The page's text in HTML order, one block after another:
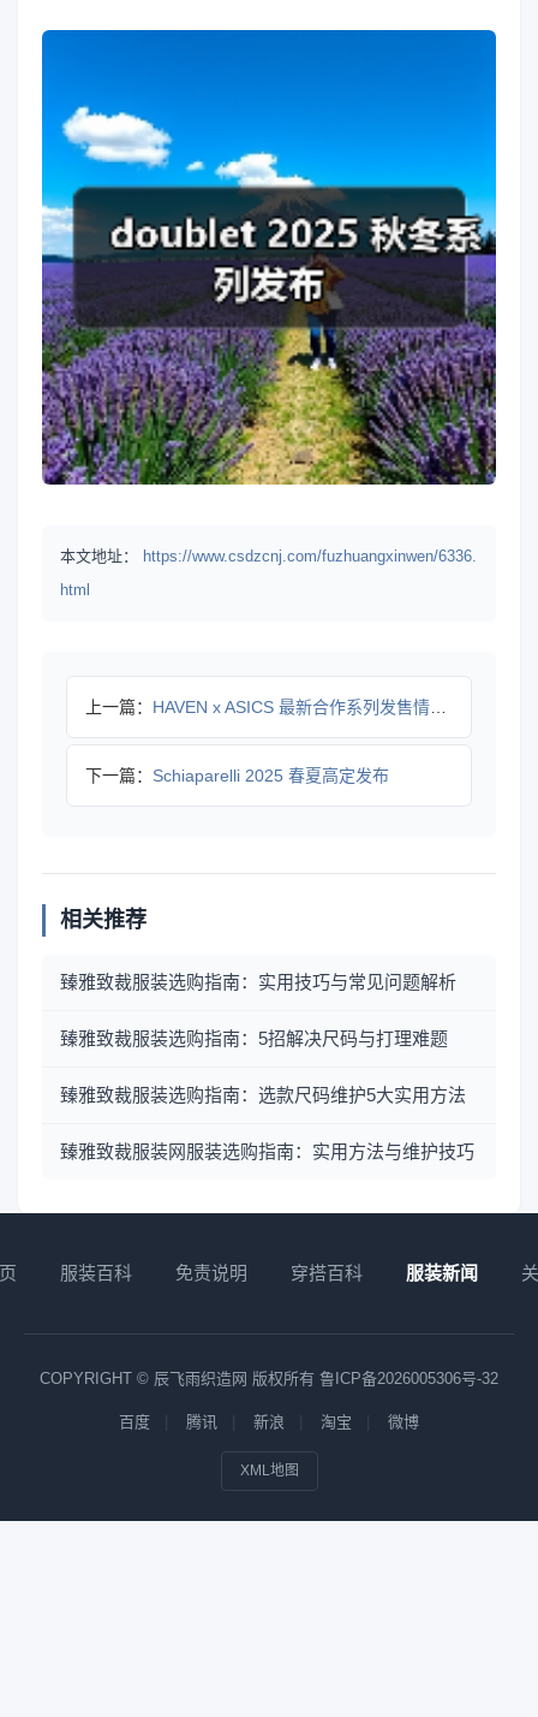
本文地址：
https://www.csdzcnj.com/fuzhuangxinwen/6336.
html
上一篇： HAVEN x ASICS 最新合作系列发售情报确认
下一篇： Schiaparelli 2025 春夏高定发布
相关推荐
臻雅致裁服装选购指南：实用技巧与常见问题解析
臻雅致裁服装选购指南：5招解决尺码与打理难题
臻雅致裁服装选购指南：选款尺码维护5大实用方法
臻雅致裁服装网服装选购指南：实用方法与维护技巧
服装百科 免责说明 穿搭百科 服装新闻
COPYRIGHT © 辰飞雨织造网 版权所有 鲁ICP备2026005306号-32
百度 腾讯 新浪 淘宝 微博
XML地图